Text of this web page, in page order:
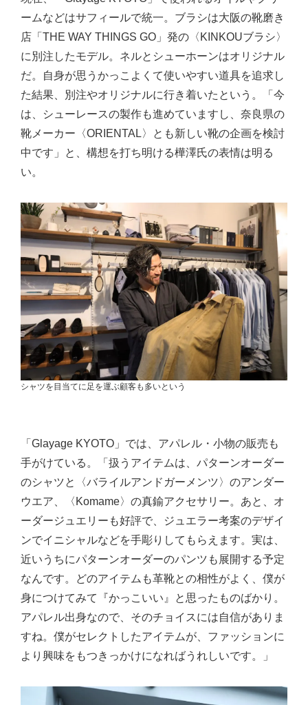
ームなどはサフィールで統一。ブラシは大阪の靴磨き
店「THE WAY THINGS GO」発の〈KINKOUブラシ〉
に別注したモデル。ネルとシューホーンはオリジナル
だ。自身が思うかっこよくて使いやすい道具を追求し
た結果、別注やオリジナルに行き着いたという。「今
は、シューレースの製作も進めていますし、奈良県の
靴メーカー〈ORIENTAL〉とも新しい靴の企画を検討
中です」と、構想を打ち明ける樺澤氏の表情は明る
い。
シャツを目当てに足を運ぶ顧客も多いという
「Glayage KYOTO」では、アパレル・小物の販売も
手がけている。「扱うアイテムは、パターンオーダー
のシャツと〈バライルアンドガーメンツ〉のアンダー
ウエア、〈​Komame〉の真鍮アクセサリー。あと、オ
ーダージュエリーも好評で、ジュエラー考案のデザイ
ンでイニシャルなどを手彫りしてもらえます。実は、
近いうちにパターンオーダーのパンツも展開する予定
なんです。どのアイテムも革靴との相性がよく、僕が
身につけてみて『かっこいい』と思ったものばかり。
アパレル出身なので、そのチョイスには自信がありま
すね。僕がセレクトしたアイテムが、ファッションに
より興味をもつきっかけになればうれしいです。」